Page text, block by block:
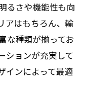
るさや機能性も向
アはもちろん、輸
な種類が揃ってお
ションが充実して
インによって最適